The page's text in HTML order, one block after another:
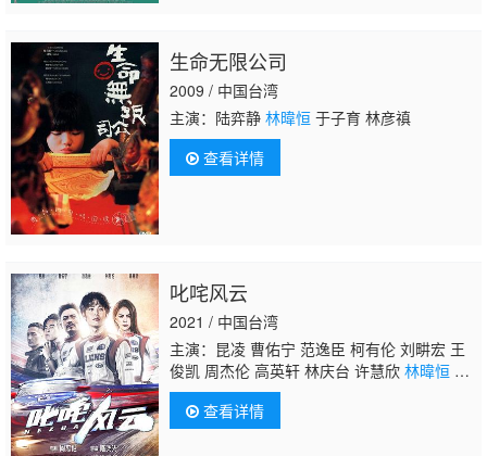
生命无限公司
2009 / 中国台湾
主演：陆弈静 林暐恒于子育 林彦禛
查看详情
叱咤风云
2021 / 中国台湾
主演：昆凌 曹佑宁 范逸臣 柯有伦 刘畊宏 王
俊凯 周杰伦 高英轩 林庆台 许慧欣 林暐恒彭
康育 陈欣健 孙协志 欧阳龙 李玉玺
查看详情